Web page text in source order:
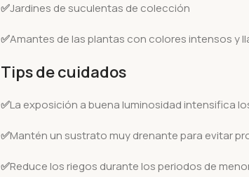
✅Jardines de suculentas de colección
✅Amantes de las plantas con colores intensos y
Tips de cuidados
✅La exposición a buena luminosidad intensifica
✅Mantén un sustrato muy drenante para evitar
✅Reduce los riegos durante los periodos de